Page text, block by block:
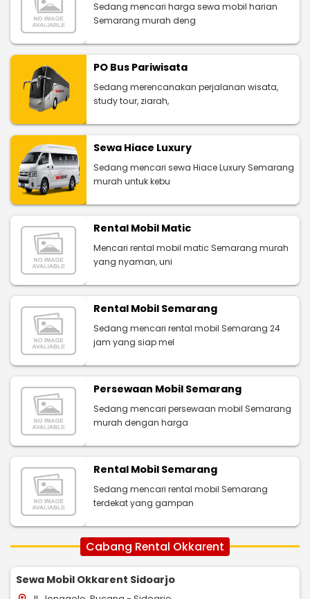
Sedang mencari harga sewa mobil harian
Semarang murah deng
PO Bus Pariwisata
Sedang merencanakan perjalanan wisata,
study tour, ziarah,
Sewa Hiace Luxury
Sedang mencari sewa Hiace Luxury Semarang
murah untuk kebu
Rental Mobil Matic
Mencari rental mobil matic Semarang murah
yang nyaman, uni
Rental Mobil Semarang
Sedang mencari rental mobil Semarang 24
jam yang siap mel
Persewaan Mobil Semarang
Sedang mencari persewaan mobil Semarang
murah dengan harga
Rental Mobil Semarang
Sedang mencari rental mobil Semarang
terdekat yang gampan
Cabang Rental Okkarent
Sewa Mobil Okkarent Sidoarjo